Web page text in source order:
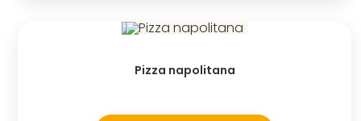
Pizza napolitana